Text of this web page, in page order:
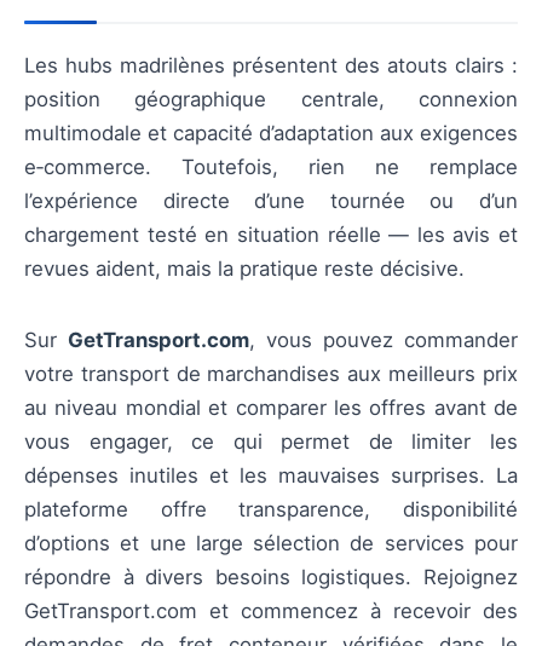
Les hubs madrilènes présentent des atouts clairs :
position géographique centrale, connexion
multimodale et capacité d’adaptation aux exigences
e‑commerce. Toutefois, rien ne remplace
l’expérience directe d’une tournée ou d’un
chargement testé en situation réelle — les avis et
revues aident, mais la pratique reste décisive.
Sur GetTransport.com, vous pouvez commander
votre transport de marchandises aux meilleurs prix
au niveau mondial et comparer les offres avant de
vous engager, ce qui permet de limiter les
dépenses inutiles et les mauvaises surprises. La
plateforme offre transparence, disponibilité
d’options et une large sélection de services pour
répondre à divers besoins logistiques. Rejoignez
GetTransport.com et commencez à recevoir des